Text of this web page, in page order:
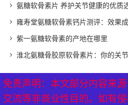
氨糖软骨素片 养护关节健康的优质
雍寿堂氨糖软骨素钙片测评：效果
紫一氨糖软骨素的产地在哪里
淮北氨糖骨胶原软骨素片：你的关
免责声明：本文部分内容来源
交流等非商业性目的。如有
XML地图| 网站地图
免责声明：本文部分内容来源
交流等非商业性目的。如有